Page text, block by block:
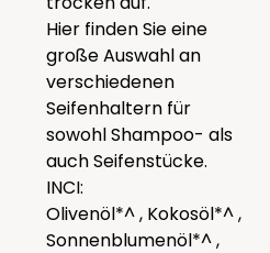
Hier finden Sie eine
große Auswahl an
verschiedenen
Seifenhaltern für
sowohl Shampoo- als
auch Seifenstücke.
INCI:
Olivenöl*^ , Kokosöl*^ ,
Sonnenblumenöl*^ ,